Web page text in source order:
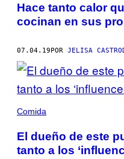
Hace tanto calor
cocinan en sus
07.04.19POR JELISA
Comida
El dueño de este
tanto a los